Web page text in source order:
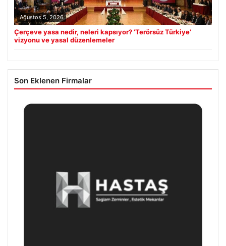
Ağustos 5, 2026
Çerçeve yasa nedir, neleri kapsıyor? ‘Terörsüz Türkiye’
vizyonu ve yasal düzenlemeler
Son Eklenen Firmalar